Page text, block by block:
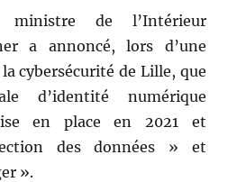
de l’Intérieur
a annoncé, lors d’une
cybersécurité de Lille, que
d’identité numérique
en place en 2021 et
des données » et
».